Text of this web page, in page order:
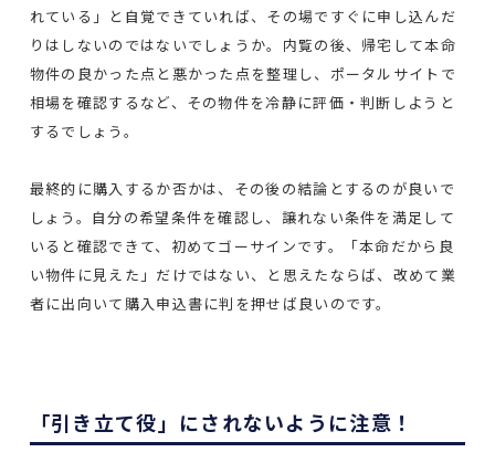
れている」と自覚できていれば、その場ですぐに申し込んだ
りはしないのではないでしょうか。内覧の後、帰宅して本命
物件の良かった点と悪かった点を整理し、ポータルサイトで
相場を確認するなど、その物件を冷静に評価・判断しようと
するでしょう。
最終的に購入するか否かは、その後の結論とするのが良いで
しょう。自分の希望条件を確認し、譲れない条件を満足して
いると確認できて、初めてゴーサインです。「本命だから良
い物件に見えた」だけではない、と思えたならば、改めて業
者に出向いて購入申込書に判を押せば良いのです。
「引き立て役」にされないように注意！